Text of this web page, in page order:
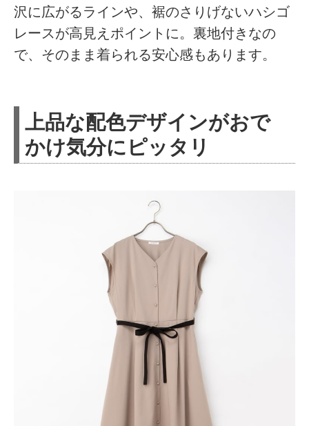
沢に広がるラインや、裾のさりげないハシゴ
レースが高見えポイントに。裏地付きなの
で、そのまま着られる安心感もあります。
上品な配色デザインがおで
かけ気分にピッタリ